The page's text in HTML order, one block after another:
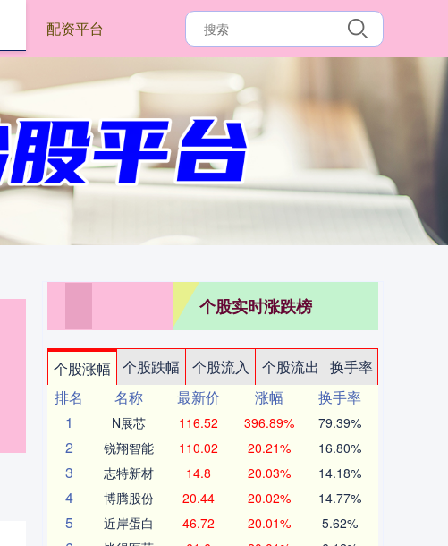
配资平台
个股实时涨跌榜
个股涨幅 个股跌幅 个股流入 个股流出
换手率
排名
名称 最新价 涨幅
换手率
1
N展芯 116.52 396.89% 79.39%
2 锐翔智能 110.02 20.21% 16.80%
3 志特新材 14.8 20.03% 14.18%
4 博腾股份 20.44 20.02% 14.77%
5 近岸蛋白 46.72 20.01% 5.62%